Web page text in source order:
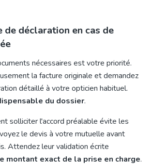
de déclaration en cas de
nécessaires est votre priorité.
la facture originale et demandez
détaillé à votre opticien habituel.
du dossier.
solliciter l'accord préalable évite les
le devis à votre mutuelle avant
Attendez leur validation écrite
montant exact de la prise en charge.